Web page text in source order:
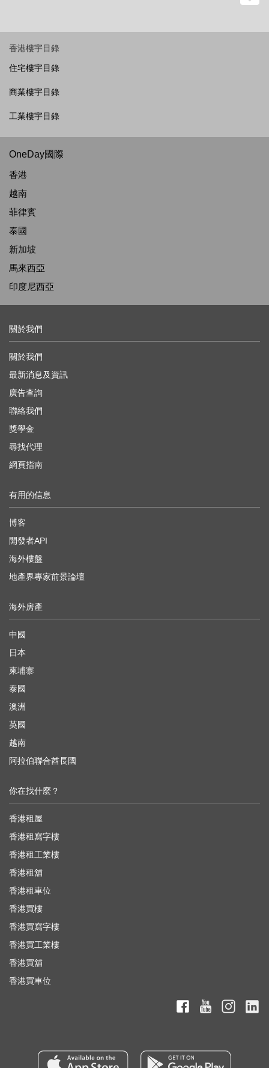
香港樓宇目錄
住宅樓宇目錄
商業樓宇目錄
工業樓宇目錄
OneDay國際
香港
越南
菲律賓
泰國
新加坡
馬來西亞
印度尼西亞
關於我們
關於我們
最新消息及資訊
廣告查詢
聯絡我們
獎學金
尋找代理
網頁指南
有用的信息
博客
開發者API
海外樓盤
地產界專家前景論壇
海外房產
中國
日本
柬埔寨
泰國
澳洲
英國
越南
阿拉伯聯合酋長國
你在找什麼？
香港租屋
香港租寫字樓
香港租工業樓
香港租舖
香港租車位
香港買樓
香港買寫字樓
香港買工業樓
香港買舖
香港買車位